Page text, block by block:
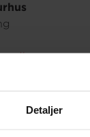
Detaljer